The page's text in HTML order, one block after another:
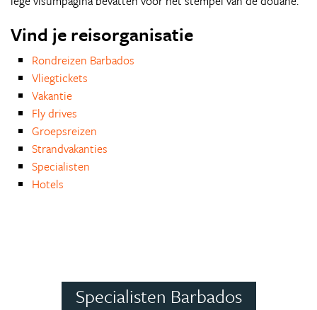
Vind je reisorganisatie
Rondreizen Barbados
Vliegtickets
Vakantie
Fly drives
Groepsreizen
Strandvakanties
Specialisten
Hotels
Specialisten Barbados